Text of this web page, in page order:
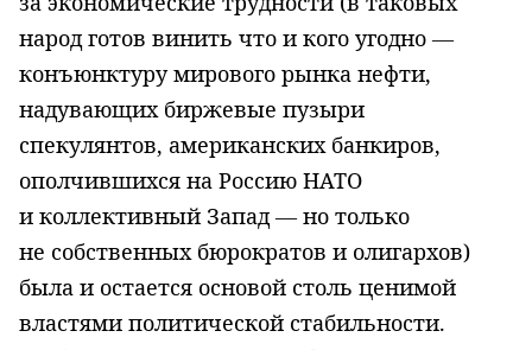
народ готов винить что и кого угодно —
конъюнктуру мирового рынка нефти,
надувающих биржевые пузыри
спекулянтов, американских банкиров,
ополчившихся на Россию НАТО
и коллективный Запад — но только
не собственных бюрократов и олигархов)
была и остается основой столь ценимой
властями политической стабильности.